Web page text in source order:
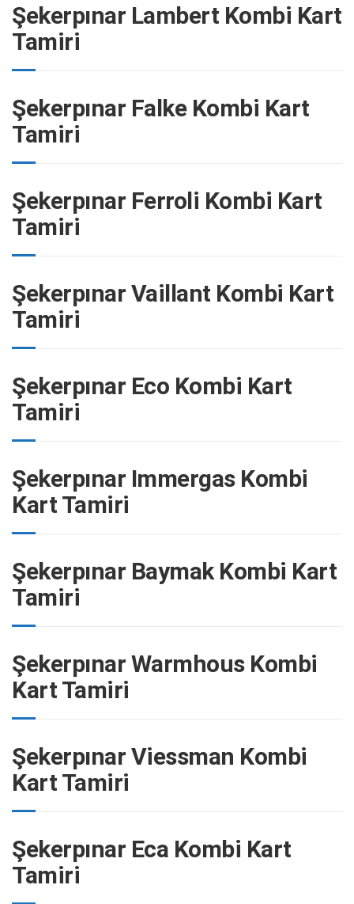
Şekerpınar Lambert Kombi Kart
Tamiri
Şekerpınar Falke Kombi Kart
Tamiri
Şekerpınar Ferroli Kombi Kart
Tamiri
Şekerpınar Vaillant Kombi Kart
Tamiri
Şekerpınar Eco Kombi Kart
Tamiri
Şekerpınar Immergas Kombi
Kart Tamiri
Şekerpınar Baymak Kombi Kart
Tamiri
Şekerpınar Warmhous Kombi
Kart Tamiri
Şekerpınar Viessman Kombi
Kart Tamiri
Şekerpınar Eca Kombi Kart
Tamiri